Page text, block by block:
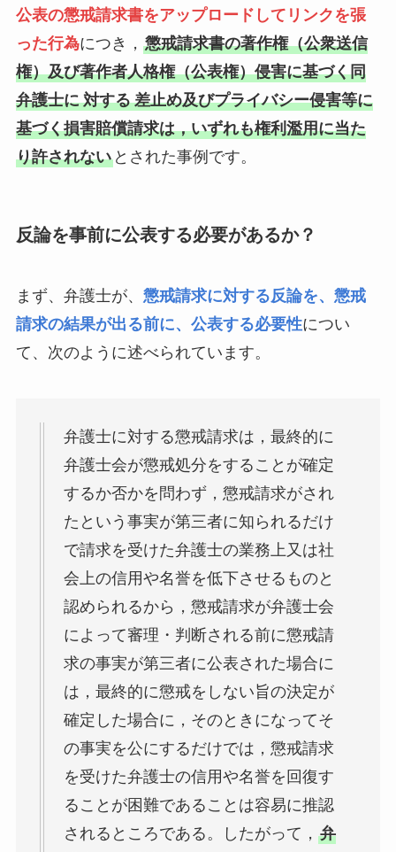
公表の懲戒請求書をアップロードしてリンクを張
った行為につき， 懲戒請求書の著作権（公衆送信
権）及び著作者人格権（公表権）侵害に基づく同
弁護士に 対する 差止め及びプライバシー侵害等に
基づく損害賠償請求は，いずれも権利濫用に当た
り許されないとされた事例です。
反論を事前に公表する必要があるか？
まず、弁護士が、 懲戒請求に対する反論を、懲戒
請求の結果が出る前に、公表する必要性につい
て、次のように述べられています。
弁護士に対する懲戒請求は，最終的に
弁護士会が懲戒処分をすることが確定
するか否かを問わず，懲戒請求がされ
たという事実が第三者に知られるだけ
で請求を受けた弁護士の業務上又は社
会上の信用や名誉を低下させるものと
認められるから，懲戒請求が弁護士会
によって審理・判断される前に懲戒請
求の事実が第三者に公表された場合に
は，最終的に懲戒をしない旨の決定が
確定した場合に，そのときになってそ
の事実を公にするだけでは，懲戒請求
を受けた弁護士の信用や名誉を回復す
ることが困難であることは容易に推認
されるところである。したがって， 弁